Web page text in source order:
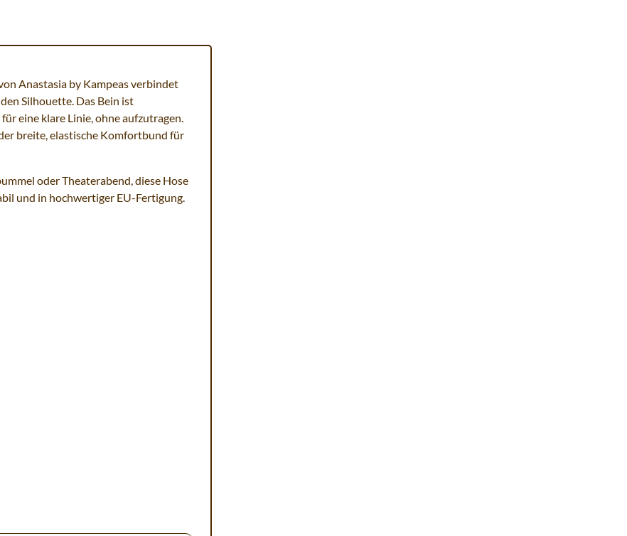
Anastasia by Kampeas verbindet
Silhouette. Das Bein ist
eine klare Linie, ohne aufzutragen.
breite, elastische Komfortbund für
oder Theaterabend, diese Hose
und in hochwertiger EU-Fertigung.